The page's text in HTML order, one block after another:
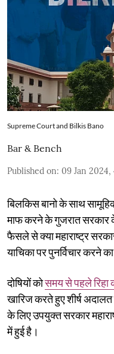
Supreme Court and Bilkis Bano
Bar & Bench
Published on: 09 Jan 2024,
बिलकिस बानो के साथ
माफ करने के गुजरात सरकार
फैसले से क्या महाराष्ट्र
याचिका पर पुनर्विचार करने
दोषियों कोसमय से पहले रिहा
खारिज करते हुए शीर्ष
के लिए उपयुक्त सरकार
में हुई है।